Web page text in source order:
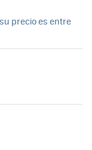
precio es entre